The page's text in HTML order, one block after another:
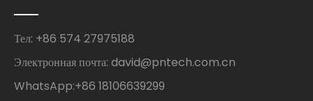
Тел: +86 574 27975188
Электронная почта: david@pntech.com.cn
WhatsApp:+86 18106639299